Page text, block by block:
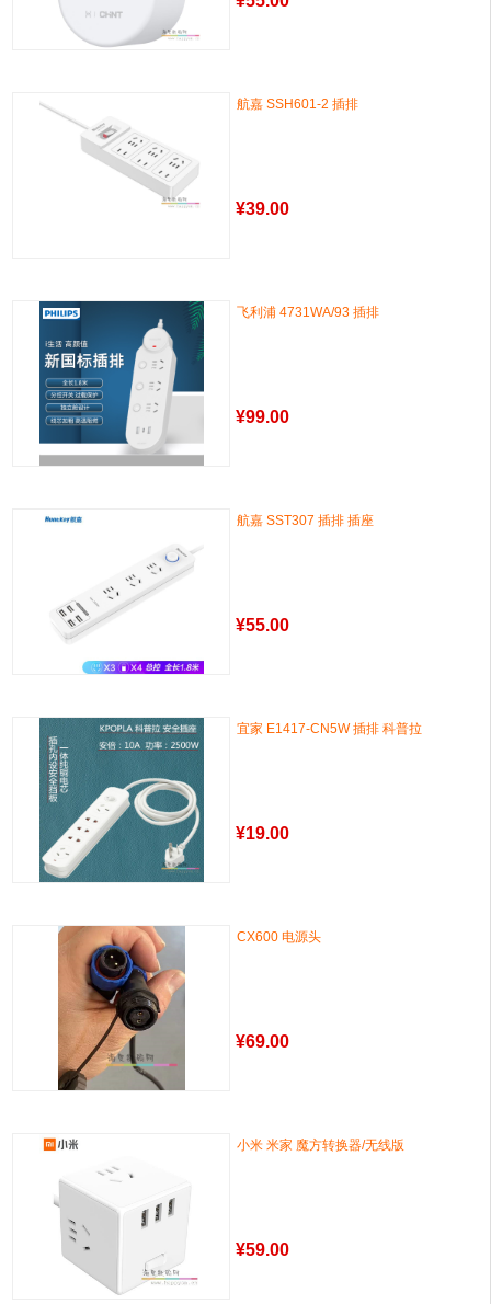
航嘉 SSH601-2 插排
¥39.00
飞利浦 4731WA/93 插排
¥99.00
航嘉 SST307 插排 插座
¥55.00
宜家 E1417-CN5W 插排 科普拉
¥19.00
CX600 电源头
¥69.00
小米 米家 魔方转换器/无线版
¥59.00